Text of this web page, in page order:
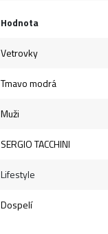
Hodnota
Vetrovky
Tmavo modrá
Muži
SERGIO TACCHINI
Lifestyle
Dospelí